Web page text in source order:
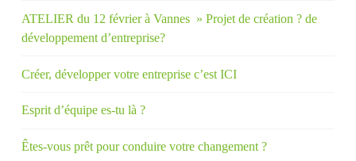
ATELIER du 12 février à Vannes » Projet de création ? de
développement d’entreprise?
Créer, développer votre entreprise c’est ICI
Esprit d’équipe es-tu là ?
Êtes-vous prêt pour conduire votre changement ?